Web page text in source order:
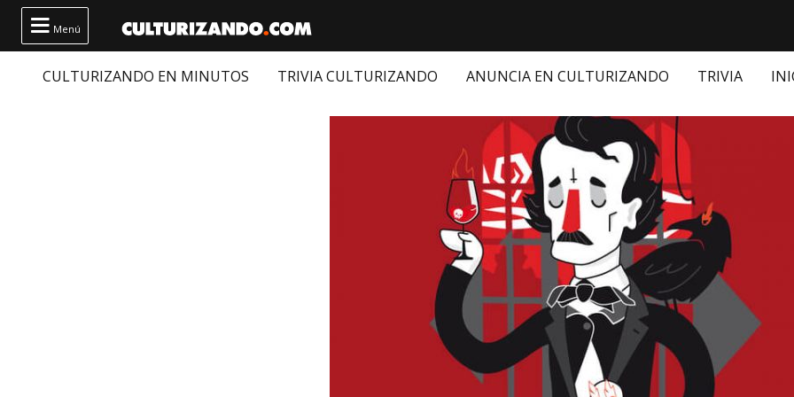
 Menú
CULTURIZANDO EN MINUTOS TRIVIA CULTURIZANDO ANUNCIA EN CULTURIZANDO TRIVIA